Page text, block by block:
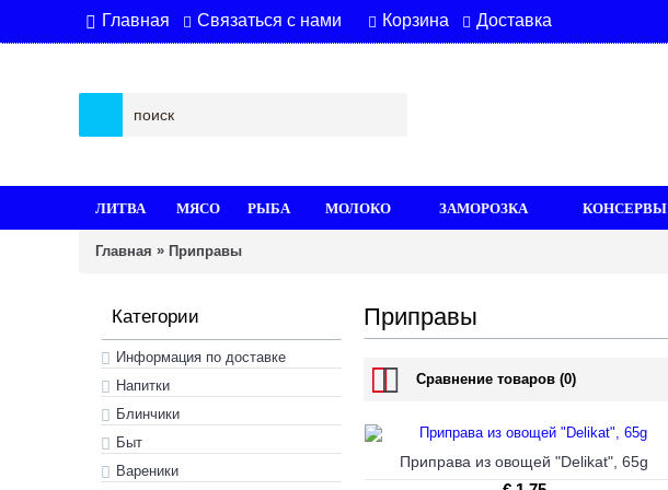
Главная Связаться с нами Корзина Доставка
ЛИТВА МЯСО РЫБА МОЛОКО ЗАМОРОЗКА КОНСЕРВЫ
Главная » Приправы
Категории
Информация по доставке
Hапитки
Блинчики
Быт
Вареники
Приправы
Сравнение товаров (0)
Приправа из овощей "Delikat", 65g